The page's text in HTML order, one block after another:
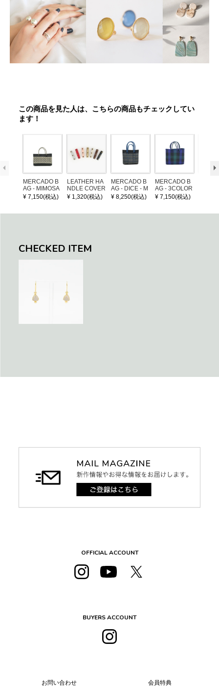
この商品を見た人は、こちらの商品もチェックしてい
ます！
MERCADO B
AG - MIMOSA
- Black / Crea
¥ 7,150(税込)
LEATHER HA
NDLE COVER
¥ 1,320(税込)
MERCADO B
AG - DICE - M
OSAIC - Black
¥ 8,250(税込)
MERCADO B
AG - 3COLOR
S CHECK - Bl
¥ 7,150(税込)
CHECKED ITEM
OFFICIAL ACCOUNT
BUYERS ACCOUNT
お問い合わせ 会員特典